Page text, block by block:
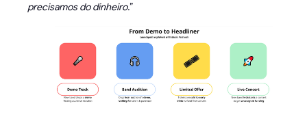
precisamos do dinheiro.”